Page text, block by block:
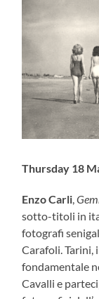
Thursday 18
Enzo Carli ,
sotto-titoli in
fotografi
Carafoli. Tarini,
fondamentale
Cavalli e